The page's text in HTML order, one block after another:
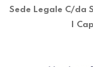
Sede Legale C/da
|